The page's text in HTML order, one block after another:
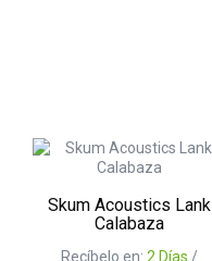
Skum Acoustics Lank
Calabaza
Recíbelo en: 2 Días /